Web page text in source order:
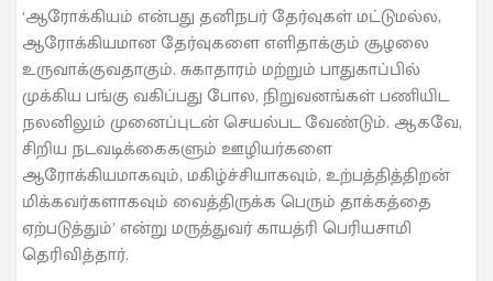
‘ஆரோக்கியம் என்பது தனிநபர் தேர்வுகள் மட்டுமல்ல,
ஆரோக்கியமான தேர்வுகளை எளிதாக்கும் சூழலை
உருவாக்குவதாகும். சுகாதாரம் மற்றும் பாதுகாப்பில்
முக்கிய பங்கு வகிப்பது போல, நிறுவனங்கள் பணியிட
நலனிலும் முனைப்புடன் செயல்பட வேண்டும். ஆகவே,
சிறிய நடவடிக்கைகளும் ஊழியர்களை
ஆரோக்கியமாகவும், மகிழ்ச்சியாகவும், உற்பத்தித்திறன்
மிக்கவர்களாகவும் வைத்திருக்க பெரும் தாக்கத்தை
ஏற்படுத்தும்’ என்று மருத்துவர் காயத்ரி பெரியசாமி
தெரிவித்தார்.